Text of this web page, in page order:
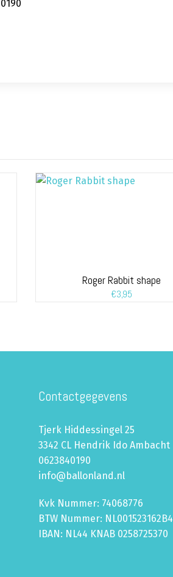
Roger Rabbit shape
€3,95
Contactgegevens
Tjerk Hiddessingel 25
3342 CL Hendrik Ido Ambacht
0623840190
info@ballonland.nl
Kvk Nummer: 74068776
BTW Nummer:
IBAN: NL44 KNAB 0258725370